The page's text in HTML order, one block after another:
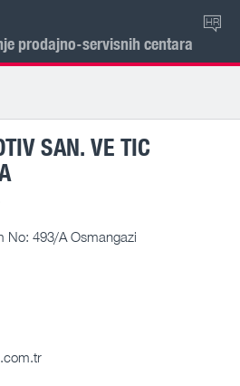
prodajno-servisnih centara
HR
SAN. VE TIC
No: 493/A Osmangazi